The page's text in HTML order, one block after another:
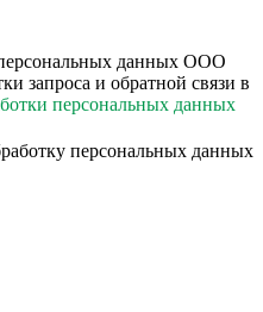
данных ООО
запроса и обратной связи в
персональных данных
персональных данных